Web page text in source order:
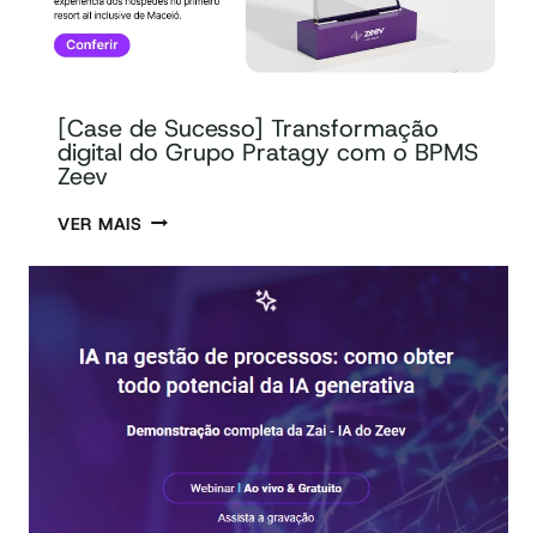
[Case de Sucesso] Transformação
digital do Grupo Pratagy com o BPMS
Zeev
VER MAIS